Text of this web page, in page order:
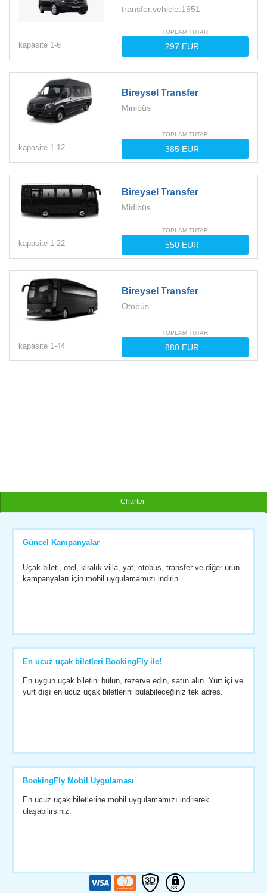
transfer.vehicle.1951
kapasite 1-6
TOPLAM TUTAR
Bireysel Transfer
Minibüs
kapasite 1-12
TOPLAM TUTAR
Bireysel Transfer
Midibüs
kapasite 1-22
TOPLAM TUTAR
Bireysel Transfer
Otobüs
kapasite 1-44
TOPLAM TUTAR
Charter
Güncel Kampanyalar
Uçak bileti, otel, kiralık villa, yat, otobüs, transfer ve diğer ürün
kampanyaları için mobil uygulamamızı indirin.
En ucuz uçak biletleri BookingFly ile!
En uygun uçak biletini bulun, rezerve edin, satın alın. Yurt içi ve
yurt dışı en ucuz uçak biletlerini bulabileceğiniz tek adres.
BookingFly Mobil Uygulaması
En ucuz uçak biletlerine mobil uygulamamızı indirerek
ulaşabilirsiniz.